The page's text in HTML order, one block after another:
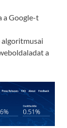
a Google-t
algoritmusai
a